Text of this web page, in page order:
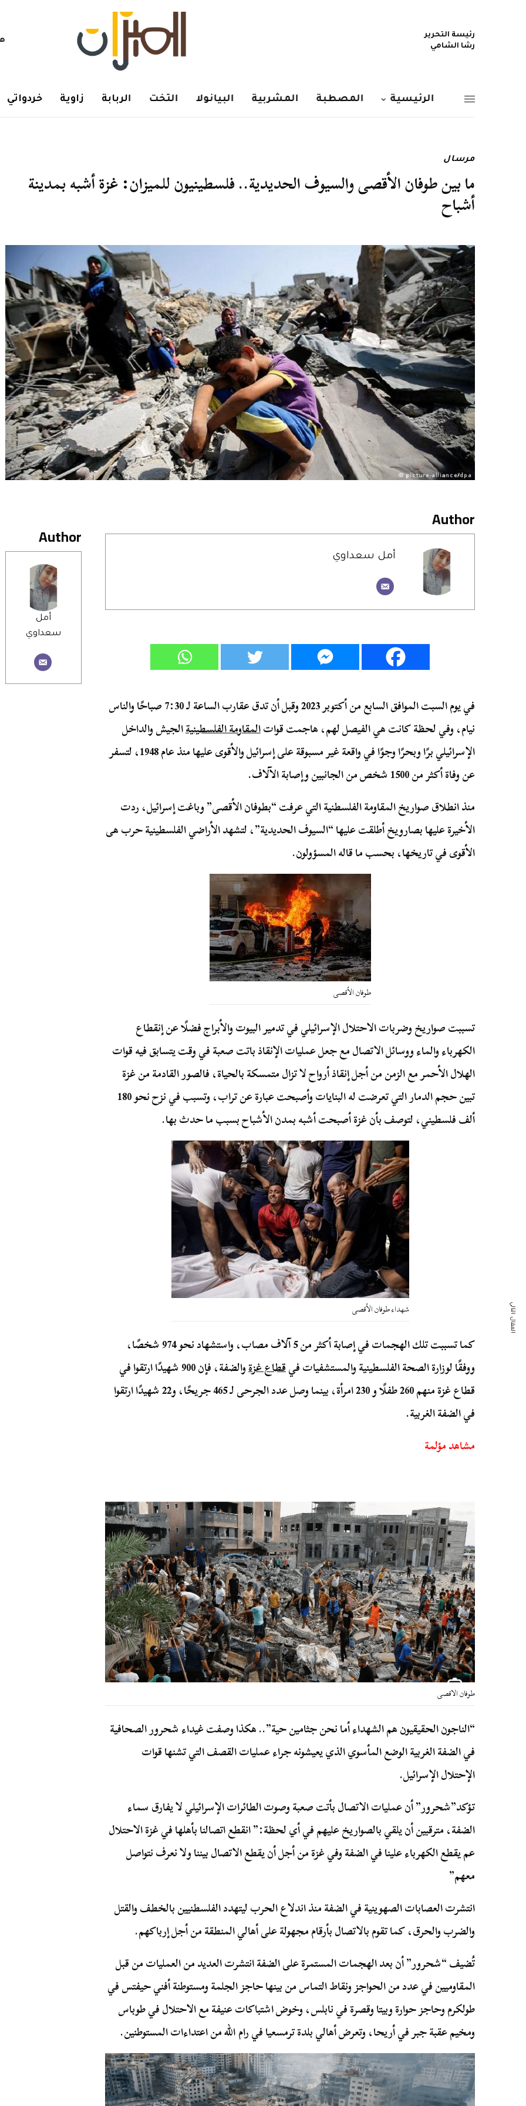
رئيسة التحرير
رشا الشامي
الرئيسية المصطبة المشربية البيانولا التخت الربابة زاوية خردواتي
مرسال
ما بين طوفان الأقصى والسيوف الحديدية.. فلسطينيون للميزان: غزة أشبه بمدينة
أشباح
Author
أمل
سعداوي
Author
أمل سعداوي
في يوم السبت الموافق السابع من أكتوبر 2023 وقبل أن تدق عقارب الساعة لـ 7:30 صباحًا والناس
نيام، وفي لحظة كانت هي الفيصل لهم، هاجمت قواتالمقاومة الفلسطينيةالجيش والداخل
الإسرائيلي برًا وبحرًا وجوًا في واقعة غير مسبوقة على إسرائيل والأقوى عليها منذ عام 1948، لتسفر
عن وفاة أكثر من 1500 شخص من الجانبين وإصابة الآلاف.
منذ انطلاق صواريخ المقاومة الفلسطنية التي عرفت “بطوفان الأقصى” وباغت إسرائيل، ردت
الأخيرة عليها بصارويخ أطلقت عليها “السيوف الحديدية”، لتشهد الأراضي الفلسطينية حرب هى
الأقوى في تاريخها، بحسب ما قاله المسؤولون.
طوفان الأقصى
تسببت صواريخ وضربات الاحتلال الإسرائيلي في تدمير البيوت والأبراج فضلًا عن إنقطاع
الكهرباء والماء ووسائل الاتصال مع جعل عمليات الإنقاذ باتت صعبة في وقت يتسابق فيه قوات
الهلال الأحمر مع الزمن من أجل إنقاذ أرواح لا تزال متمسكة بالحياة، فالصور القادمة من غزة
تبين حجم الدمار التي تعرضت له البنايات وأصبحت عبارة عن تراب، وتسبب في نزح نحو 180
ألف فلسطيني، لتوصف بأن غزة أصبحت أشبه بمدن الأشباح بسبب ما حدث بها.
شهداء طوفان الأقصى
كما تسببت تلك الهجمات في إصابة أكثر من 5 آلاف مصاب، واستشهاد نحو 974 شخصًا،
ووفقًا لوزارة الصحة الفلسطينية والمستشفيات فيقطاع غزة
والضفة، فإن 900 شهيدًا ارتقوا في
قطاع غزة منهم 260 طفلًا و 230 امرأة، بينما وصل عدد الجرحى لـ 465 جريحًا، و22 شهيدًا ارتقوا
في الضفة الغربية.
مشاهد مؤلمة
طوفان الاقصى
“الناجون الحقيقيون هم الشهداء أما نحن جثامين حية”.. هكذا وصفت غيداء شحرور الصحافية
في الضفة الغربية الوضع المأسوي الذي يعيشونه جراء عمليات القصف التي تشنها قوات
الإحتلال الإسرائيل.
تؤكد”شحرور” أن عمليات الاتصال بأتت صعبة وصوت الطائرات الإسرائيلي لا يفارق سماء
الضفة، مترقبين أن يلقي بالصواريخ عليهم في أي لحظة:” انقطع اتصالنا بأهلها في غزة الاحتلال
عم يقطع الكهرباء علينا في الضفة وفي غزة من أجل أن يقطع الاتصال بيننا ولا نعرف نتواصل
معهم”
انتشرت العصابات الصهوينية في الضفة منذ اندلاع الحرب ليتهدد الفلسطنيين بالخطف والقتل
والضرب والحرق، كما تقوم بالاتصال بأرقام مجهولة على أهالي المنطقة من أجل إرباكهم.
تُضيف “شحرور” أن بعد الهجمات المستمرة على الضفة انتشرت العديد من العمليات من قبل
المقاوميين في عدد من الحواجز ونقاط التماس من بينها حاجز الجلمة ومستوطنة أفني حيفتس في
طولكرم وحاجز حوارة وبيتا وقصرة في نابلس، وخوض اشتباكات عنيفة مع الاحتلال في طوباس
ومخيم عقبة جبر في أريحا، وتعرض أهالي بلدة ترمسعيا في رام الله من اعتداءات المستوطنين.
المقال التالي